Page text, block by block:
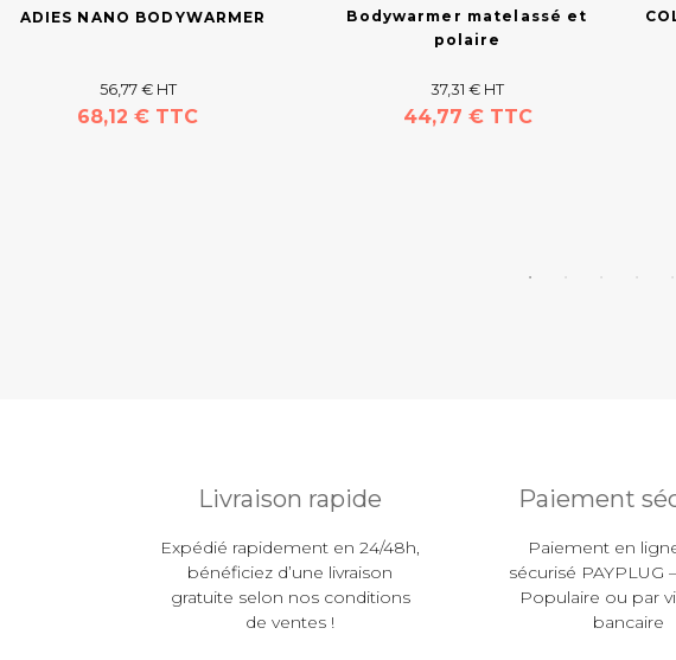
LADIES NANO BODYWARMER
56,77 € HT
68,12 € TTC
Bodywarmer matelassé et
polaire
37,31 € HT
44,77 € TTC
Livraison rapide
Expédié rapidement en 24/48h,
bénéficiez d’une livraison
gratuite selon nos conditions
de ventes !
Paiement
Paiement en
sécurisé PAYPLUG
Populaire ou par
bancaire